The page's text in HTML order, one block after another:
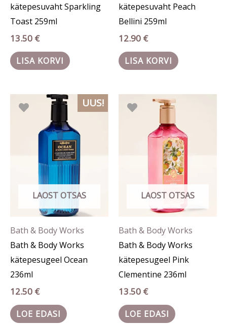
kätepesuvaht Sparkling
Toast 259ml
13.50 €
LISA KORVI
kätepesuvaht Peach
Bellini 259ml
12.90 €
LISA KORVI
UUS!
LAOST OTSAS
Bath & Body Works
Bath & Body Works
kätepesugeel Ocean
236ml
12.50 €
LOE EDASI
LAOST OTSAS
Bath & Body Works
Bath & Body Works
kätepesugeel Pink
Clementine 236ml
13.50 €
LOE EDASI